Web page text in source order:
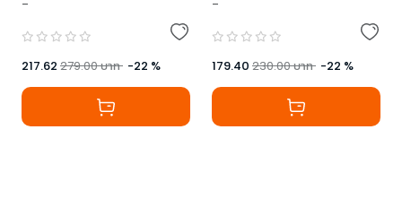
,
,เธมส์ THINKต่าง
Low Profile
,โสภณ ศุภมั่งมี,โอมศิริ วีระกุล
,หมอจริง
,
อานนทวงศ์ มฤคพิทักษ์
-
217.62 279.00บาท -22 %
-
179.40 230.00บาท -22 %